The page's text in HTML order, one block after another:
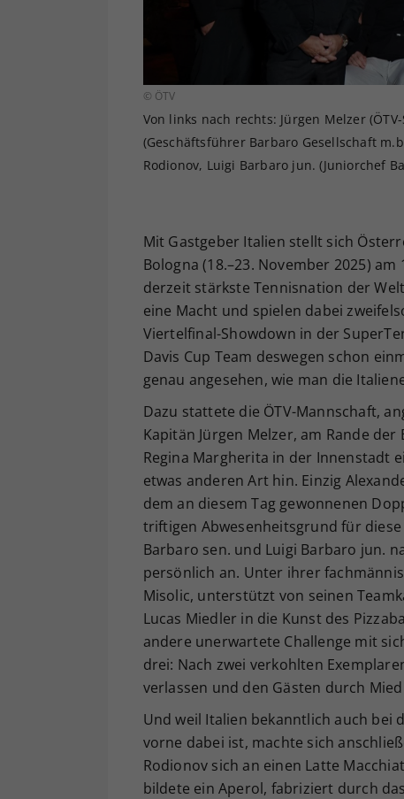
© ÖTV
Von links nach rechts: Jürgen Melzer
(Geschäftsführer Barbaro Gesellschaft
Rodionov, Luigi Barbaro jun. (Juniorchef
Mit Gastgeber Italien stellt sich
Bologna (18.–23. November 2025)
derzeit stärkste Tennisnation der
eine Macht und spielen dabei
Viertelfinal-Showdown in der
Davis Cup Team deswegen schon
genau angesehen, wie man die
Dazu stattete die ÖTV-Mannschaft,
Kapitän Jürgen Melzer, am Rande
Regina Margherita in der Innenstadt
etwas anderen Art hin. Einzig
dem an diesem Tag gewonnenen
triftigen Abwesenheitsgrund für
Barbaro sen. und Luigi Barbaro jun.
persönlich an. Unter ihrer
Misolic, unterstützt von seinen
Lucas Miedler in die Kunst des
andere unerwartete Challenge mit
drei: Nach zwei verkohlten
verlassen und den Gästen durch
Und weil Italien bekanntlich auch bei
vorne dabei ist, machte sich
Rodionov sich an einen Latte
bildete ein Aperol, fabriziert durch